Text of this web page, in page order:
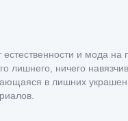
естественности и мода
лишнего, ничего
в лишних